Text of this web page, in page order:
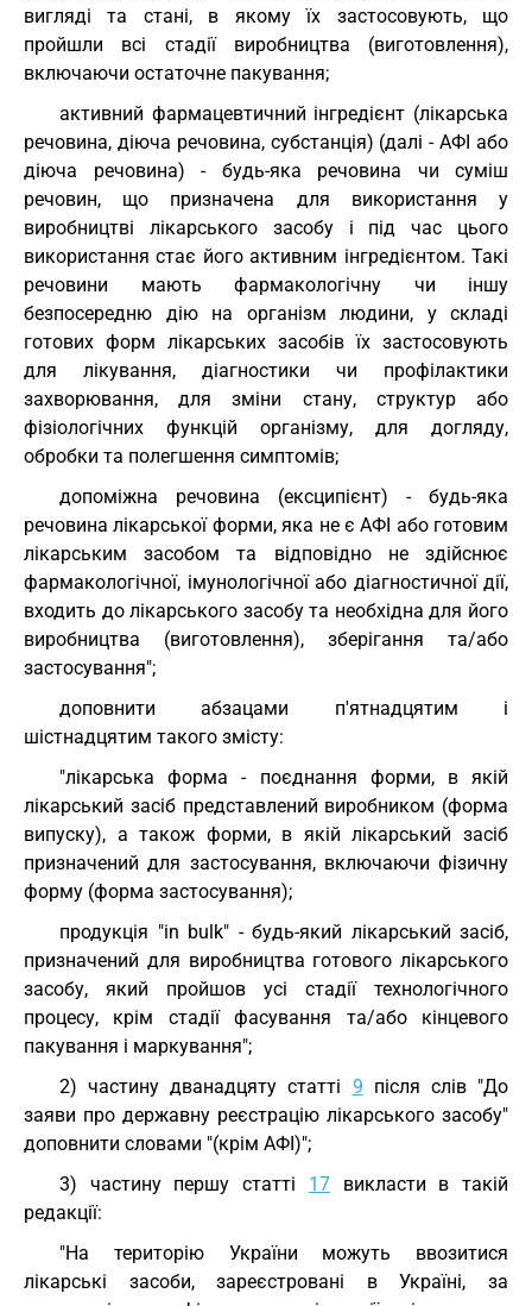
вигляді та стані, в якому їх застосовують, що
пройшли всі стадії виробництва (виготовлення),
включаючи остаточне пакування;
активний фармацевтичний інгредієнт (лікарська
речовина, діюча речовина, субстанція) (далі - АФІ або
діюча речовина) - будь-яка речовина чи суміш
речовин, що призначена для використання у
виробництві лікарського засобу і під час цього
використання стає його активним інгредієнтом. Такі
речовини мають фармакологічну чи іншу
безпосередню дію на організм людини, у складі
готових форм лікарських засобів їх застосовують
для лікування, діагностики чи профілактики
захворювання, для зміни стану, структур або
фізіологічних функцій організму, для догляду,
обробки та полегшення симптомів;
допоміжна речовина (ексципієнт) - будь-яка
речовина лікарської форми, яка не є АФІ або готовим
лікарським засобом та відповідно не здійснює
фармакологічної, імунологічної або діагностичної дії,
входить до лікарського засобу та необхідна для його
виробництва (виготовлення), зберігання та/або
застосування";
доповнити абзацами п'ятнадцятим і
шістнадцятим такого змісту:
"лікарська форма - поєднання форми, в якій
лікарський засіб представлений виробником (форма
випуску), а також форми, в якій лікарський засіб
призначений для застосування, включаючи фізичну
форму (форма застосування);
продукція "in bulk" - будь-який лікарський засіб,
призначений для виробництва готового лікарського
засобу, який пройшов усі стадії технологічного
процесу, крім стадії фасування та/або кінцевого
пакування і маркування";
2) частину дванадцяту статті 9 після слів "До
заяви про державну реєстрацію лікарського засобу"
доповнити словами "(крім АФІ)";
3) частину першу статті 17викласти в такій
редакції:
"На територію України можуть ввозитися
лікарські засоби, зареєстровані в Україні, за